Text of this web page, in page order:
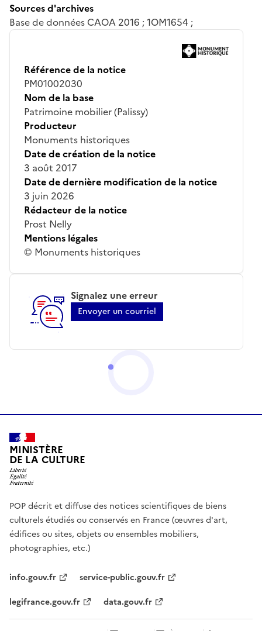
Sources d'archives
Base de données CAOA 2016 ; 1OM1654 ;
Référence de la notice
PM01002030
Nom de la base
Patrimoine mobilier (Palissy)
Producteur
Monuments historiques
Date de création de la notice
3 août 2017
Date de dernière modification de la notice
3 juin 2026
Rédacteur de la notice
Prost Nelly
Mentions légales
© Monuments historiques
Signalez une erreur
Envoyer un courriel
MINISTÈRE
DE LA CULTURE
POP décrit et diffuse des notices scientifiques de biens
culturels étudiés ou conservés en France (œuvres d'art,
édifices ou sites, objets ou ensembles mobiliers,
photographies, etc.)
info.gouv.fr
service-public.gouv.fr
legifrance.gouv.fr
data.gouv.fr